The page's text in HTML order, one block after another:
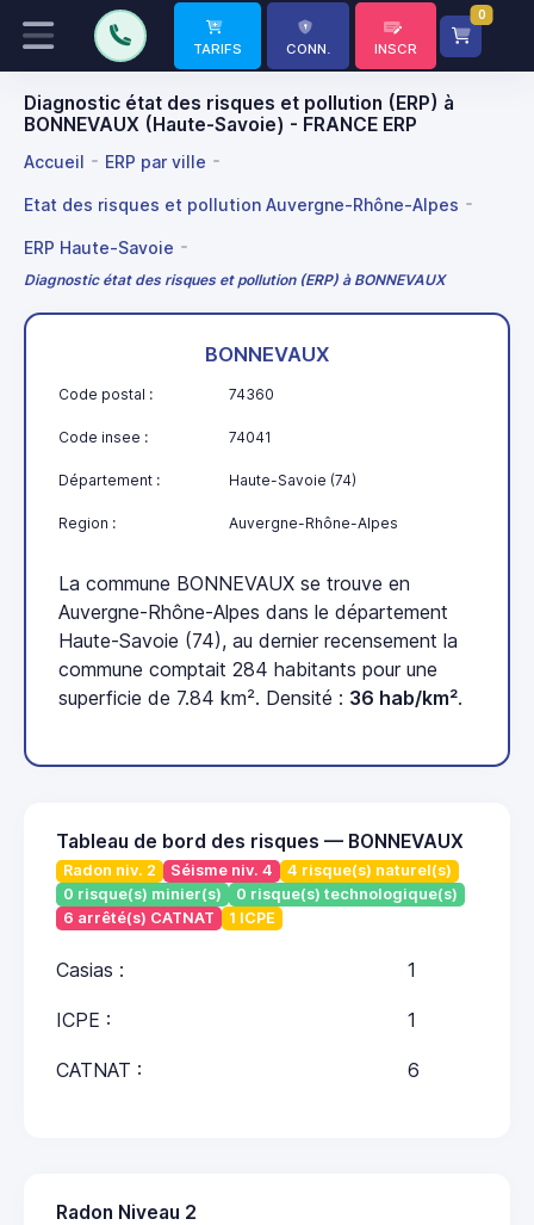
TARIFS CONN. INSCR
0
Diagnostic état des risques et pollution (ERP) à
BONNEVAUX (Haute-Savoie) - FRANCE ERP
Accueil ERP par ville
Etat des risques et pollution Auvergne-Rhône-Alpes
ERP Haute-Savoie
Diagnostic état des risques et pollution (ERP) à BONNEVAUX
BONNEVAUX
Code postal : 74360
Code insee : 74041
Département : Haute-Savoie (74)
Region : Auvergne-Rhône-Alpes
La commune BONNEVAUX se trouve en
Auvergne-Rhône-Alpes dans le département
Haute-Savoie (74), au dernier recensement la
commune comptait 284 habitants pour une
superficie de 7.84 km². Densité : 36 hab/km².
Tableau de bord des risques — BONNEVAUX
Radon niv. 2 Séisme niv. 4
4 risque(s) naturel(s)
0 risque(s) minier(s)
0 risque(s) technologique(s)
6 arrêté(s) CATNAT
1 ICPE
Casias : 1
ICPE : 1
CATNAT : 6
Radon Niveau 2